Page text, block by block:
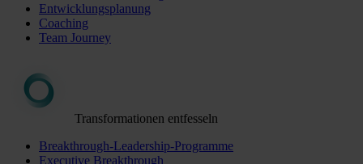
Entwicklungsplanung
Coaching
Team Journey
Transformationen entfesseln
Breakthrough-Leadership-Programme
Executive Breakthrough